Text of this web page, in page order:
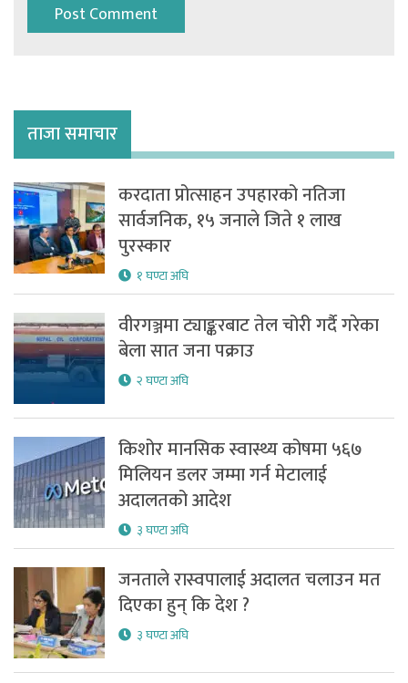
ताजा समाचार
करदाता प्रोत्साहन उपहारको नतिजा
सार्वजनिक, १५ जनाले जिते १ लाख
पुरस्कार
१ घण्टा अघि
वीरगञ्जमा ट्याङ्करबाट तेल चोरी गर्दै गरेका
बेला सात जना पक्राउ
२ घण्टा अघि
किशोर मानसिक स्वास्थ्य कोषमा ५६७
मिलियन डलर जम्मा गर्न मेटालाई
अदालतको आदेश
३ घण्टा अघि
जनताले रास्वपालाई अदालत चलाउन मत
दिएका हुन् कि देश ?
३ घण्टा अघि